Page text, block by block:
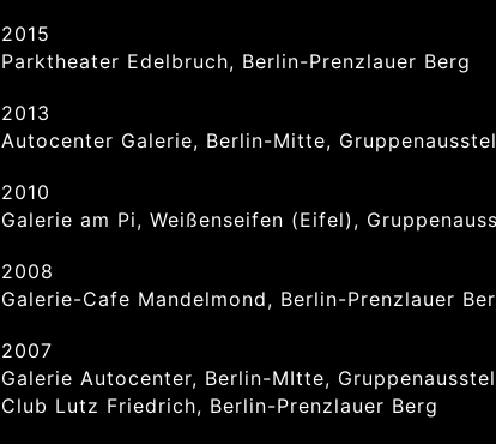
2015
Parktheater Edelbruch, Berlin-Prenzlauer Berg
2013
Autocenter Galerie, Berlin-Mitte,
2010
Galerie am Pi, Weißenseifen (Eifel),
2008
Galerie-Cafe Mandelmond, Berlin-Prenzlauer
2007
Galerie Autocenter, Berlin-MItte,
Club Lutz Friedrich, Berlin-Prenzlauer Berg